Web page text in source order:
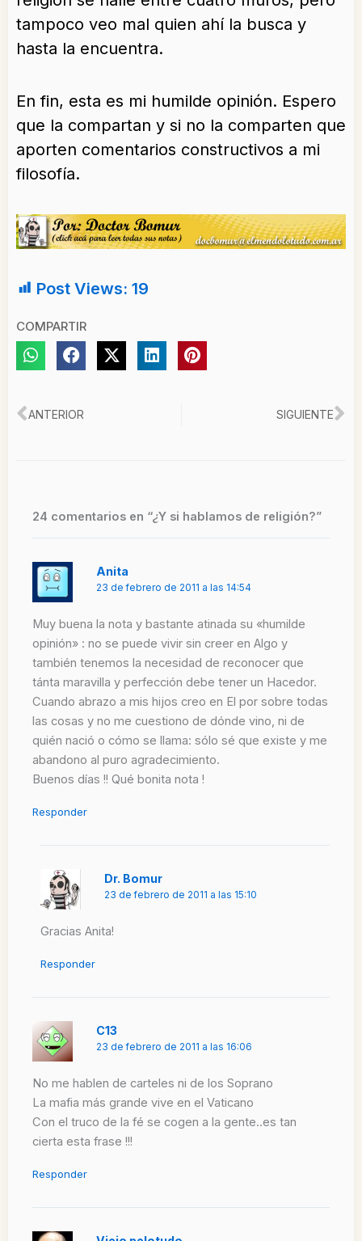
tampoco veo mal quien ahí la busca y
hasta la encuentra.
En fin, esta es mi humilde opinión. Espero
que la compartan y si no la comparten que
aporten comentarios constructivos a mi
filosofía.
Post Views: 19
COMPARTIR
Ant
ANTERIOR SIGUIENTE
24 comentarios en “¿Y si hablamos de religión?”
Anita
23 de febrero de 2011 a las 14:54
Muy buena la nota y bastante atinada su «humilde
opinión» : no se puede vivir sin creer en Algo y
también tenemos la necesidad de reconocer que
tánta maravilla y perfección debe tener un Hacedor.
Cuando abrazo a mis hijos creo en El por sobre todas
las cosas y no me cuestiono de dónde vino, ni de
quién nació o cómo se llama: sólo sé que existe y me
abandono al puro agradecimiento.
Buenos días !! Qué bonita nota !
Responder
Dr. Bomur
23 de febrero de 2011 a las 15:10
Gracias Anita!
Responder
C13
23 de febrero de 2011 a las 16:06
No me hablen de carteles ni de los Soprano
La mafia más grande vive en el Vaticano
Con el truco de la fé se cogen a la gente..es tan
cierta esta frase !!!
Responder